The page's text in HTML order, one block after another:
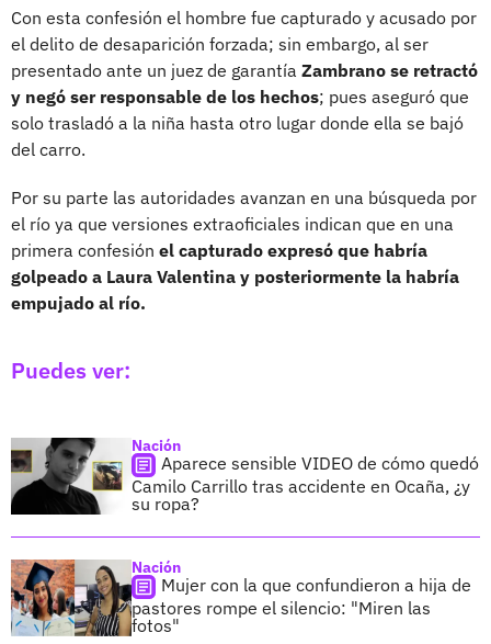
Con esta confesión el hombre fue capturado y acusado por
el delito de desaparición forzada; sin embargo, al ser
presentado ante un juez de garantía Zambrano se retractó
y negó ser responsable de los hechos; pues aseguró que
solo trasladó a la niña hasta otro lugar donde ella se bajó
del carro.
Por su parte las autoridades avanzan en una búsqueda por
el río ya que versiones extraoficiales indican que en una
primera confesión el capturado expresó que habría
golpeado a Laura Valentina y posteriormente la habría
empujado al río.
Puedes ver:
Nación
Aparece sensible VIDEO de cómo quedó
Camilo Carrillo tras accidente en Ocaña, ¿y
su ropa?
Nación
Mujer con la que confundieron a hija de
pastores rompe el silencio: "Miren las
fotos"